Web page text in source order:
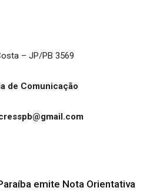
– JP/PB 3569
de Comunicação
emite Nota Orientativa